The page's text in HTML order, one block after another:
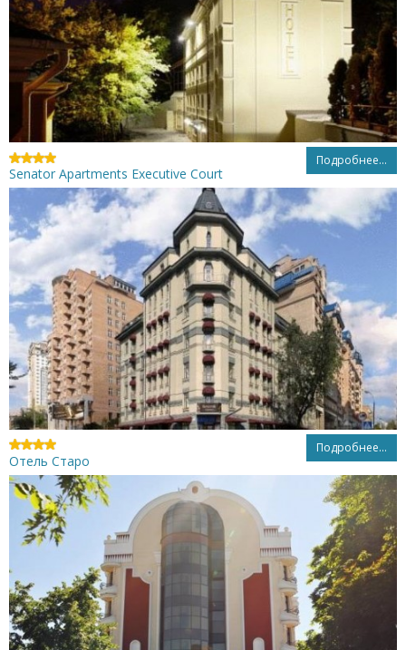
Подробнее...
Senator Apartments Executive Court
Подробнее...
Отель Старо